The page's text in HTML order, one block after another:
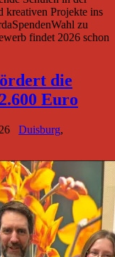
kreativen Projekte ins
zu
findet 2026 schon
die
Euro
Duisburg,